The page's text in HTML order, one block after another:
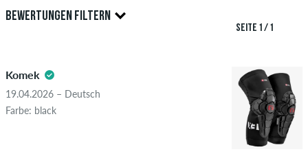
Nur Personen mit einem skatedeluxe Kundenkonto können
Bewertungen abgeben. Diese werden erst nach unserer
beleidigenden oder obszönen Inhalten sowie Bewertungen,
die geltendes Recht oder Urheberrechte verletzen oder Spam
und Fremdwerbung enthalten, werden nicht veröffentlicht.
Die Sternebewertung des Artikels ist der Durchschnitt aller
BEWERTUNGEN FILTERN
5.0
SEITE 1 / 1
Komek
19.04.2026 – Deutsch
Farbe: black